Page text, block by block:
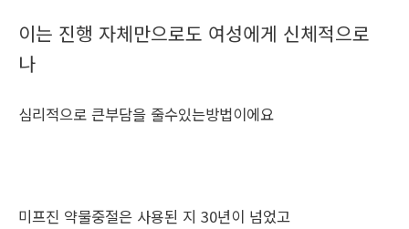
이는 진행 자체만으로도 여성에게 신체적으로
나
심리적으로 큰부담을 줄수있는방법이에요
미프진 약물중절은 사용된 지 30년이 넘었고